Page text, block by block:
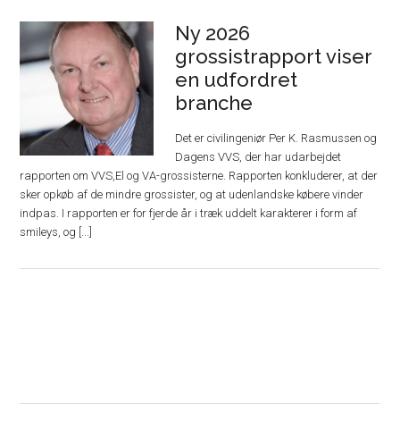
Ny 2026
grossistrapport viser
en udfordret
branche
Det er civilingeniør Per K. Rasmussen og
Dagens VVS, der har udarbejdet
rapporten om VVS,El og VA-grossisterne. Rapporten konkluderer, at der
sker opkøb af de mindre grossister, og at udenlandske købere vinder
indpas. I rapporten er for fjerde år i træk uddelt karakterer i form af
smileys, og [...]